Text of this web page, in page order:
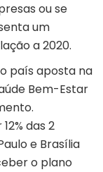
ou se
um
a 2020.
país aposta na
Bem-Estar
das 2
e Brasília
o plano